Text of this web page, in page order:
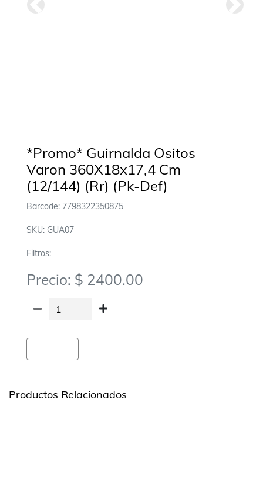
*Promo* Guirnalda Ositos
Varon 360X18x17,4 Cm
(12/144) (Rr) (Pk-Def)
Barcode: 7798322350875
SKU: GUA07
Filtros:
Precio: $ 2400.00
Productos Relacionados